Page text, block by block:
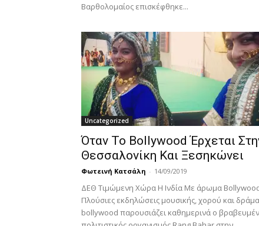
Βαρθολομαίος επισκέφθηκε...
Uncategorized
Όταν Το Bollywood Έρχεται
Θεσσαλονίκη Και Ξεσηκώνει
Φωτεινή Κατσάλη - 14/09/2019
ΔΕΘ Τιμώμενη Χώρα Η Ινδία Με άρωμα
Πλούσιες εκδηλώσεις μουσικής, χορού και
bollywood παρουσιάζει καθημερινά ο